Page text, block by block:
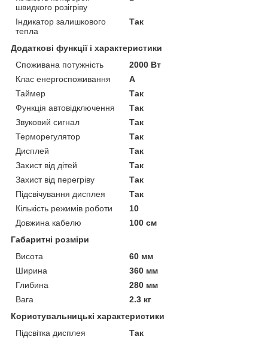
швидкого розігріву
Індикатор залишкового
тепла
Так
Додаткові функції і характеристики
Споживана потужність
2000 Вт
Клас енергоспоживання
A
Таймер
Так
Функція автовідключення
Так
Звуковий сигнал
Так
Терморегулятор
Так
Дисплей
Так
Захист від дітей
Так
Захист від перегріву
Так
Підсвічування дисплея
Так
Кількість режимів роботи
10
Довжина кабелю
100 см
Габаритні розміри
Висота
60 мм
Ширина
360 мм
Глибина
280 мм
Вага
2.3 кг
Користувальницькі характеристики
Підсвітка дисплея
Так